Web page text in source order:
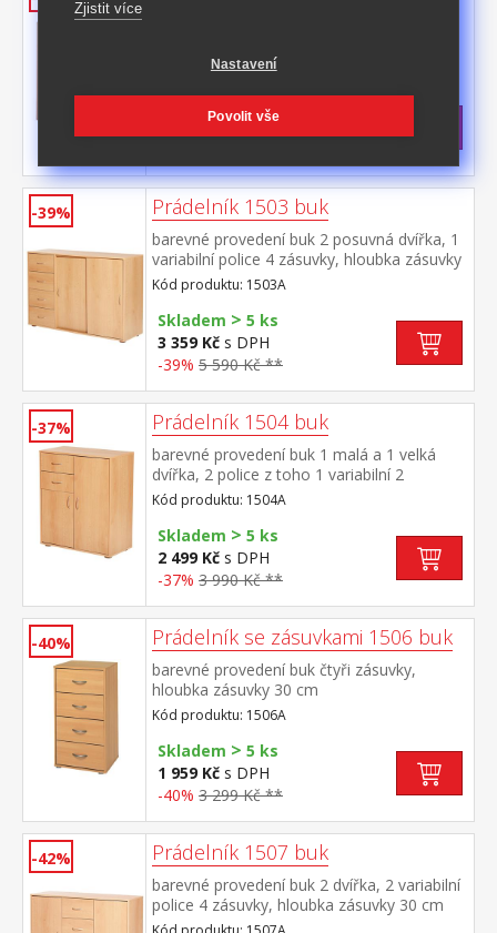
Kód produktu: 1502A
5 ks
2 499 Kčs DPH
-39% Prádelník 1503 buk
barevné provedení buk 2 posuvná dvířka, 1
variabilní police 4 zásuvky, hloubka zásuvky
30 cm
Kód produktu: 1503A
Skladem > 5 ks
3 359 Kč s DPH
-39% 5 590 Kč **
-37% Prádelník 1504 buk
barevné provedení buk 1 malá a 1 velká
dvířka, 2 police z toho 1 variabilní 2
zásuvky, hloubka zásuvky 30 cm
Kód produktu: 1504A
Skladem > 5 ks
2 499 Kč s DPH
-37% 3 990 Kč **
-40% Prádelník se zásuvkami 1506 buk
barevné provedení buk čtyři zásuvky,
hloubka zásuvky 30 cm
Kód produktu: 1506A
Skladem > 5 ks
1 959 Kč s DPH
-40% 3 299 Kč **
-42% Prádelník 1507 buk
barevné provedení buk 2 dvířka, 2 variabilní
police 4 zásuvky, hloubka zásuvky 30 cm
Zjistit více
Nastavení
Povolit vše